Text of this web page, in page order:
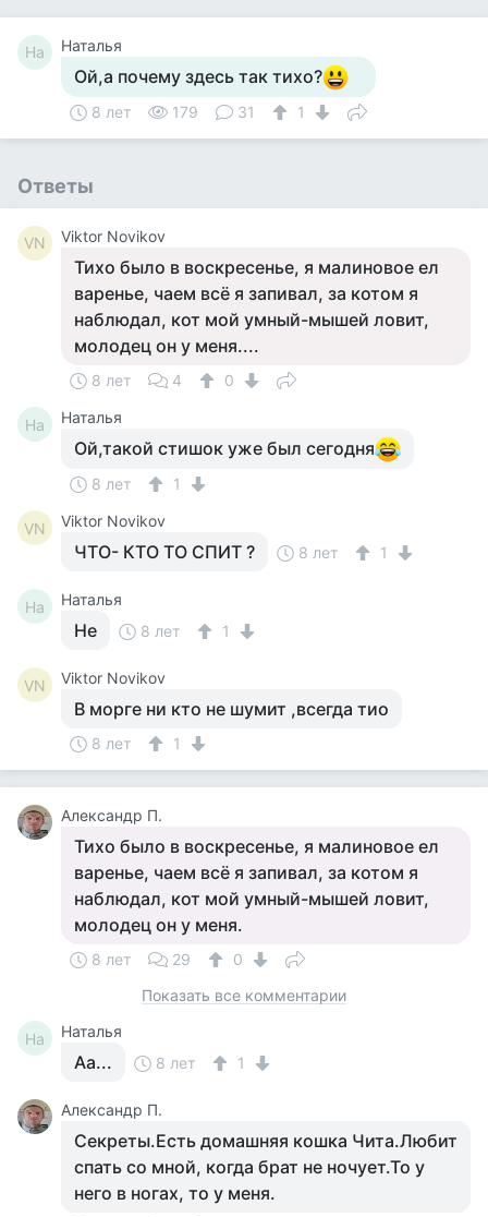
На Наталья
Ой,а почему здесь так тихо?
8 лет 179 31 1
Ответы
VN Viktor Novikov
Тихо было в воскресенье, я малиновое ел
варенье, чаем всё я запивал, за котом я
наблюдал, кот мой умный-мышей ловит,
молодец он у меня....
8 лет 4 0
На Наталья
Ой,такой стишок уже был сегодня
8 лет 1
VN Viktor Novikov
ЧТО- КТО ТО СПИТ ? 8 лет 1
На Наталья
Не 8 лет 1
VN Viktor Novikov
В морге ни кто не шумит ,всегда тио
8 лет 1
Александр П.
Тихо было в воскресенье, я малиновое ел
варенье, чаем всё я запивал, за котом я
наблюдал, кот мой умный-мышей ловит,
молодец он у меня.
8 лет 29
0
Показать все комментарии
На Наталья
Аа... 8 лет 1
Александр П.
Секреты.Есть домашняя кошка Чита.Любит
спать со мной, когда брат не ночует.То у
него в ногах, то у меня.